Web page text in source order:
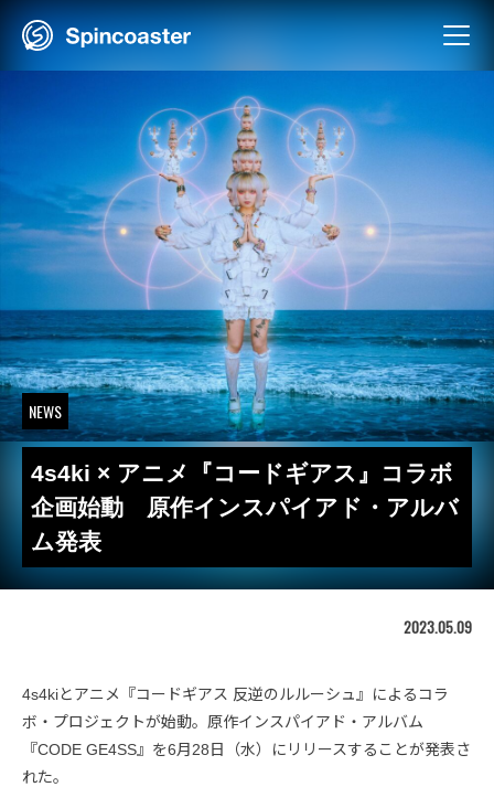
Skip
NEWS
4s4ki × アニメ『コードギアス』コラボ
企画始動 原作インスパイアド・アルバ
ム発表
2023.05.09
4s4kiとアニメ『コードギアス 反逆のルルーシュ』によるコラ
ボ・プロジェクトが始動。原作インスパイアド・アルバム
『CODE GE4SS』を6月28日（水）にリリースすることが発表さ
れた。